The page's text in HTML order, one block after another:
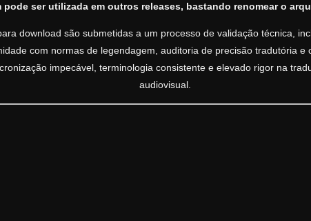
pode ser utilizada em outros releases, bastando renomear o
download são submetidas a um processo de validação técnica,
com normas de legendagem, auditoria de precisão tradutória e
impecável, terminologia consistente e elevado rigor na
audiovisual.